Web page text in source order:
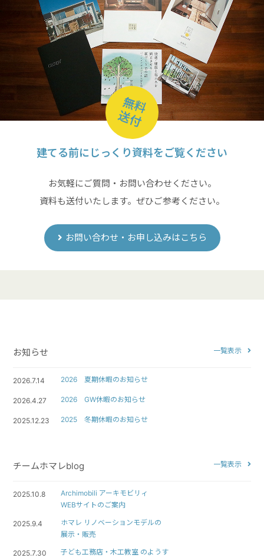
無料
送付
建てる前にじっくり資料をご覧ください
お気軽にご質問・お問い合わせください。
資料も送付いたします。ぜひご参考ください。
お問い合わせ・お申し込みはこちら
お知らせ 一覧表示
2026.7.14 2026 夏期休暇のお知らせ
2026.4.27 2026 GW休暇のお知らせ
2025.12.23 2025 冬期休暇のお知らせ
チームホマレblog 一覧表示
2025.10.8
Archimobili アーキモビリィ
WEBサイトのご案内
2025.9.4
ホマレ リノベーションモデルの
展示・販売
2025.7.30 子ども工務店・木工教室 のようす